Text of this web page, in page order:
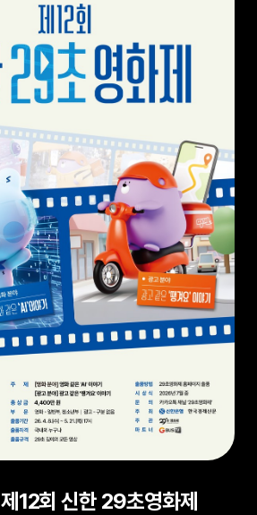
제12회 신한 29초영화제